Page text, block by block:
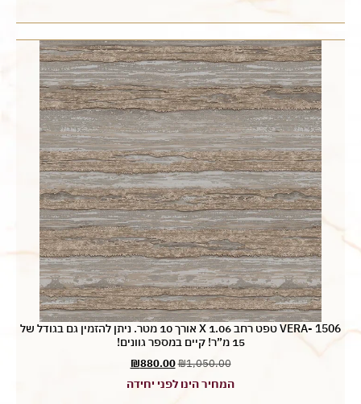
VERA- 1506 טפט רחב 1.06 X אורך 10 מטר. ניתן להזמין גם בגודל של
15 מ”ר! קיים במספר גוונים!
₪1,050.00
₪880.00
המחיר הינו לפני יחידה